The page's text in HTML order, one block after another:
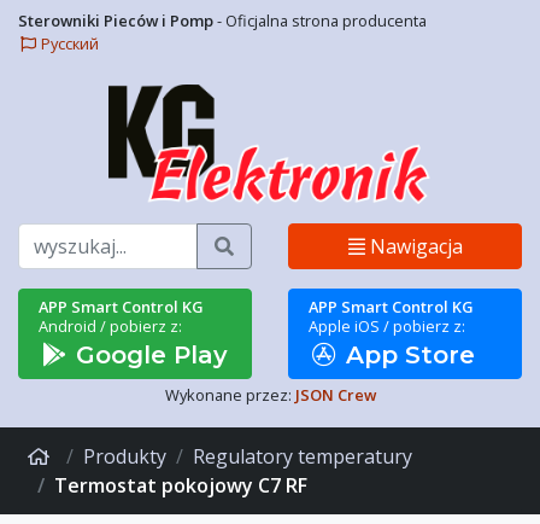
Sterowniki Pieców i Pomp- Oficjalna strona producenta
Русский
Szukaj Nawigacja
APP Smart Control KG
Android / pobierz z:
Google Play
APP Smart Control KG
Apple iOS / pobierz z:
App Store
Wykonane przez: JSON Crew
Produkty
Regulatory temperatury
Termostat pokojowy C7 RF